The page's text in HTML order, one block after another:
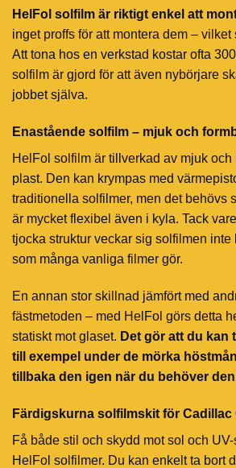
HelFol solfilm är riktigt enkel att
inget proffs för att montera dem – vilket
Att tona hos en verkstad kostar ofta
solfilm är gjord för att även nybörjare
jobbet själva.
Enastående solfilm – mjuk och
HelFol solfilm är tillverkad av mjuk och
plast. Den kan krympas med
traditionella solfilmer, men det behövs
är mycket flexibel även i kyla. Tack
tjocka struktur veckar sig solfilmen inte
som många vanliga filmer gör.
En annan stor skillnad jämfört med
fästmetoden – med HelFol görs detta
statiskt mot glaset. Det gör att du kan
till exempel under de mörka
tillbaka den igen när du behöver
Färdigskurna solfilmskit för Cadillac
Få både stil och skydd mot sol och
HelFol solfilmer. Du kan enkelt ta bort